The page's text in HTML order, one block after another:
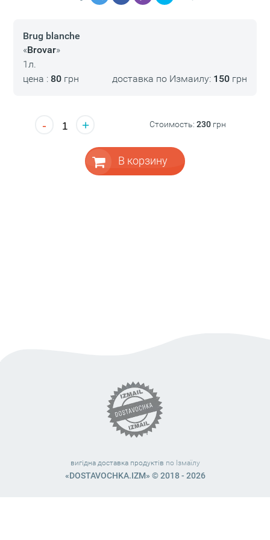
Brug blanche
«Brovar»
1л.
цена : 80грн доставка по Измаилу: 150 грн
- + Стоимость:230 грн
В корзину
вигідна доставка продуктів по Ізмаїлу
«DOSTAVOCHKA.IZM» © 2018 - 2026